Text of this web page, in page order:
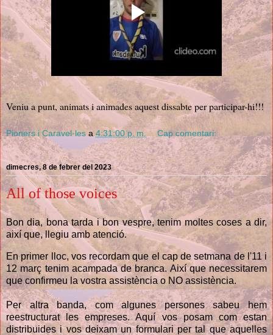
Veniu a punt, animats i animades aquest dissabte per participar-hi!!!
Pioners i Caravel·les a 4:31:00 p. m. Cap comentari:
dimecres, 8 de febrer del 2023
All of those voices
Bon dia, bona tarda i bon vespre, tenim moltes coses a dir,
així que, llegiu amb atenció.
En primer lloc, vos recordam que el cap de setmana de l'11 i
12 març tenim acampada de branca. Així que necessitarem
que confirmeu la vostra assistència o NO assistència.
Per altra banda, com algunes persones sabeu hem
reestructurat les empreses. Aquí vos posam com estan
distribuides i vos deixam un formulari per tal que aquelles